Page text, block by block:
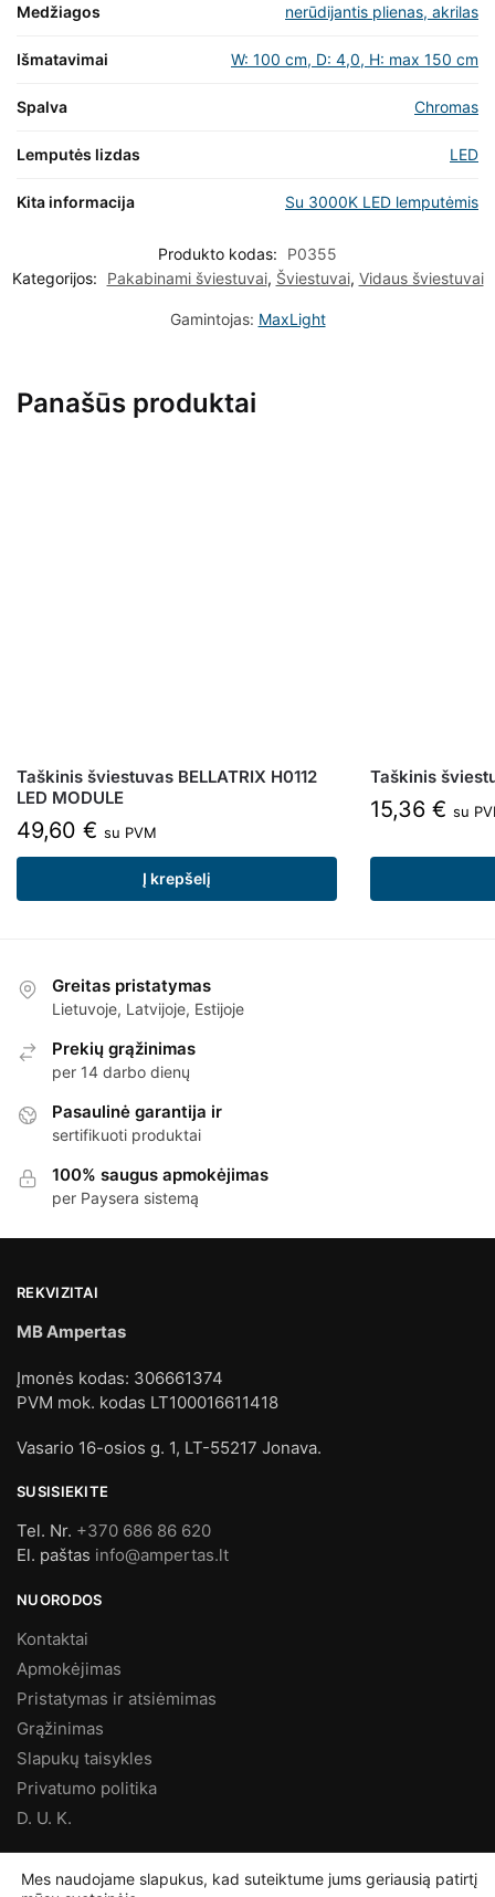
Medžiagos nerūdijantis plienas, akrilas
Išmatavimai W: 100 cm, D: 4,0, H: max 150 cm
Spalva Chromas
Lemputės lizdas LED
Kita informacija Su 3000K LED lemputėmis
Produkto kodas:
P0355
Kategorijos:
Pakabinami šviestuvai, Šviestuvai, Vidaus šviestuvai
Gamintojas: MaxLight
Panašūs produktai
Taškinis šviestuvas BELLATRIX H0112
LED MODULE
49,60 € su PVM
Į krepšelį
Taškinis
15,36 € su
Greitas pristatymas
Lietuvoje, Latvijoje, Estijoje
Prekių grąžinimas
per 14 darbo dienų
Pasaulinė garantija ir
sertifikuoti produktai
100% saugus apmokėjimas
per Paysera sistemą
REKVIZITAI
MB Ampertas
Įmonės kodas: 306661374
PVM mok. kodas LT100016611418
Vasario 16-osios g. 1, LT-55217 Jonava.
SUSISIEKITE
Tel. Nr. +370 686 86 620
El. paštas info@ampertas.lt
NUORODOS
Kontaktai
Apmokėjimas
Pristatymas ir atsiėmimas
Grąžinimas
Slapukų taisykles
Privatumo politika
D. U. K.
Mes naudojame slapukus, kad suteiktume jums geriausią patirtį